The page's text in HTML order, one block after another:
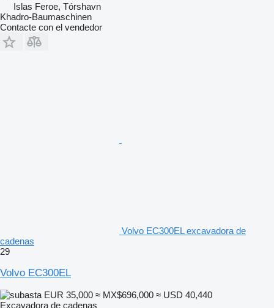
Islas Feroe, Tórshavn
Khadro-Baumaschinen
Contacte con el vendedor
Volvo EC300EL excavadora de
cadenas
29
Volvo EC300EL
EUR 35,000 ≈ MX$696,000 ≈ USD 40,440
Excavadora de cadenas